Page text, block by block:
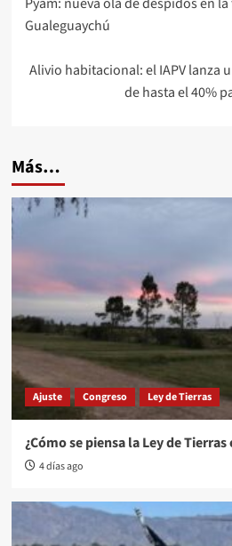
de
entradas
Gualeguaychú
Alivio habitacional: el IAPV lanza
de hasta el 40%
Más…
Ajuste Congreso Ley de Tierras
¿Cómo se piensa la Ley de
4 días ago